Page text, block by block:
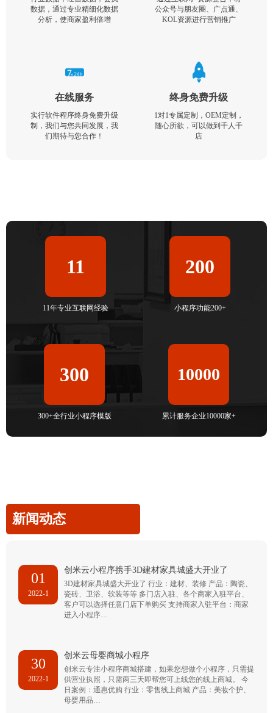
数据，通过专业精细化数据
分析，使商家盈利倍增
公众号与朋友圈、广点通、
KOL资源进行营销推广
在线服务
实行软件程序终身免费升级
制，我们与您共同发展，我
们期待与您合作！
终身免费升级
1对1专属定制，OEM定制，
随心所欲，可以做到千人千
店
11
11年专业互联网经验
200
小程序功能200+
300
300+全行业小程序模版
10000
累计服务企业10000家+
新闻动态
01
2022-1
创米云小程序携手3D建材家具城盛大开业了
3D建材家具城盛大开业了 行业：建材、装修 产品：陶瓷、
瓷砖、卫浴、软装等等 多门店入驻、各个商家入驻平台、
客户可以选择任意门店下单购买 支持商家入驻平台：商家
进入小程序…
30
2022-1
创米云母婴商城小程序
创米云专注小程序商城搭建，如果您想做个小程序，只需提
供营业执照，只需两三天即帮您可上线您的线上商城。 今
日案例：通惠优购 行业：零售线上商城 产品：美妆个护、
母婴用品…